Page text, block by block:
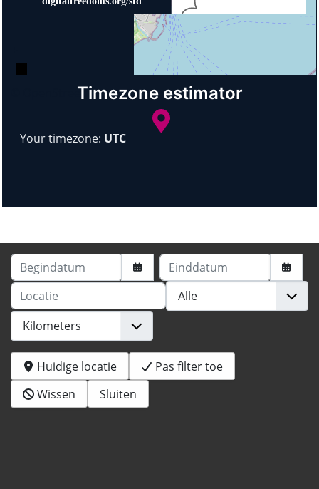
© OpenStreetMapTimezone estimator
Your timezone: UTC
Begindatum
Einddatum
Locatie
Huidige locatie
Pas filter toe
Wissen
Sluiten